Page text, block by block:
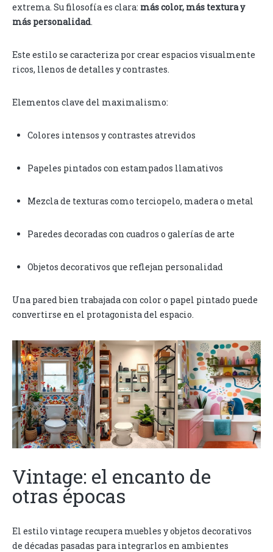
extrema. Su filosofía es clara: más color, más textura y
más personalidad.
Este estilo se caracteriza por crear espacios visualmente
ricos, llenos de detalles y contrastes.
Elementos clave del maximalismo:
Colores intensos y contrastes atrevidos
Papeles pintados con estampados llamativos
Mezcla de texturas como terciopelo, madera o metal
Paredes decoradas con cuadros o galerías de arte
Objetos decorativos que reflejan personalidad
Una pared bien trabajada con color o papel pintado puede
convertirse en el protagonista del espacio.
Vintage: el encanto de
otras épocas
El estilo vintage recupera muebles y objetos decorativos
de décadas pasadas para integrarlos en ambientes